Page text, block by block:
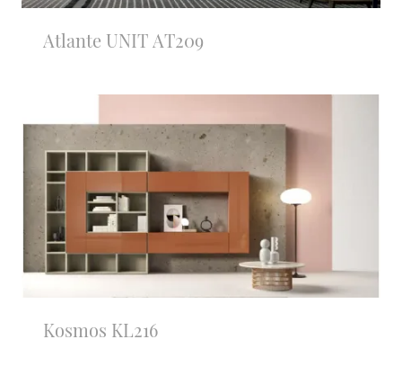
Atlante UNIT AT209
Kosmos KL216